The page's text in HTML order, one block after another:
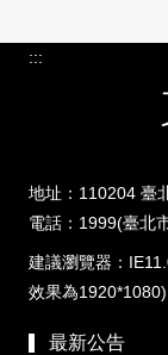
:::
地址：110204 臺
電話：1999(臺北
建議瀏覽器：
效果為1920*1080)
最新公告